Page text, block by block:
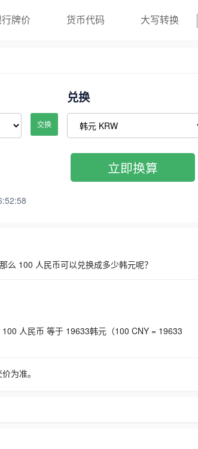
牌价 货币代码 大写转换
交换
兑换
立即换算
100 人民币可以兑换成多少韩元呢？
人民币 等于 19633韩元（100 CNY = 19633
为准。